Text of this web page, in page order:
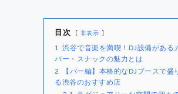
目次 非表示
1 渋谷で音楽を満喫！DJ設備がある
バー・スナックの魅力とは
2
【バー編】本格的なDJブースで盛
る渋谷のおすすめ店